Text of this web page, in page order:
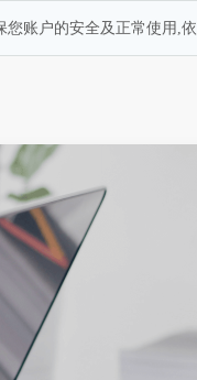
您账户的安全及正常使用,